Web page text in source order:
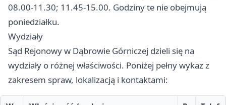
08.00-11.30; 11.45-15.00. Godziny te nie obejmują
poniedziałku.
Wydziały
Sąd Rejonowy w Dąbrowie Górniczej dzieli się na
wydziały o różnej właściwości. Poniżej pełny wykaz z
zakresem spraw, lokalizacją i kontaktami: